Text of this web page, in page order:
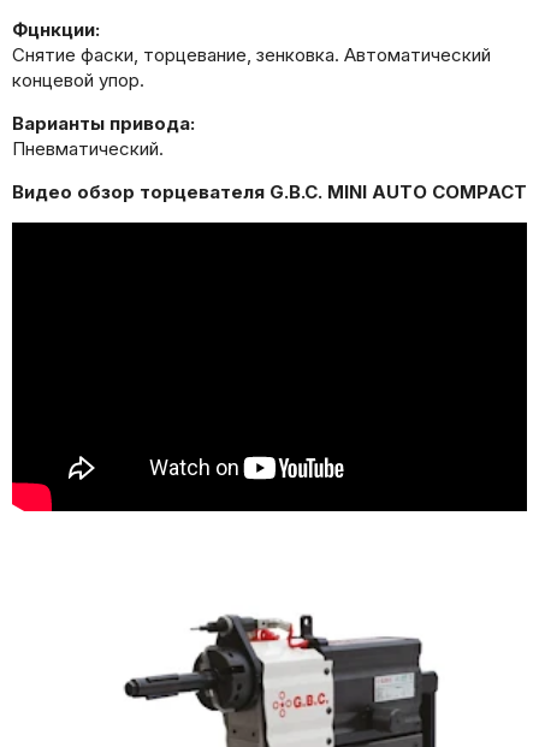
Фцнкции:
Снятие фаски, торцевание, зенковка. Автоматический
концевой упор.
Варианты привода:
Пневматический.
Видео обзор торцевателя G.B.C. MINI AUTO COMPACT